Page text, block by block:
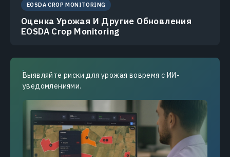
EOSDA CROP MONITORING
Оценка Урожая И Другие Обновления
EOSDA Crop Monitoring
Выявляйте риски для урожая вовремя с ИИ-
уведомлениями.